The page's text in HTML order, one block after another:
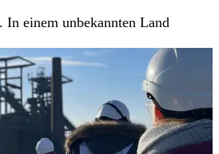
In einem unbekannten Land